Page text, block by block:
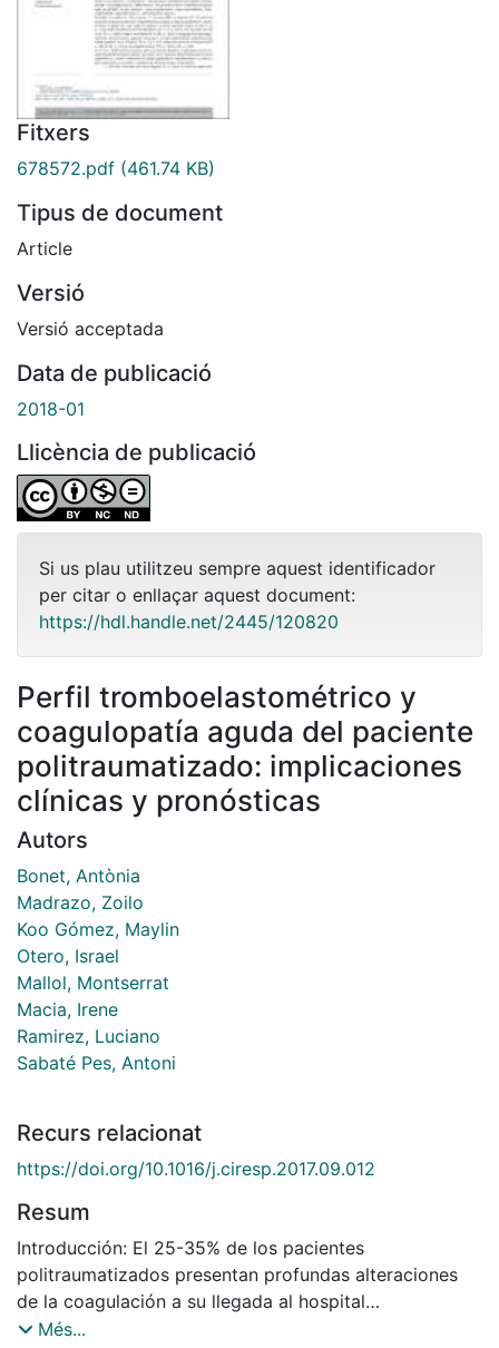
Fitxers
678572.pdf (461.74 KB)
Tipus de document
Article
Versió
Versió acceptada
Data de publicació
2018-01
Llicència de publicació
Si us plau utilitzeu sempre aquest identificador
per citar o enllaçar aquest document:
https://hdl.handle.net/2445/120820
Perfil tromboelastométrico y
coagulopatía aguda del paciente
politraumatizado: implicaciones
clínicas y pronósticas
Autors
Bonet, Antònia
Madrazo, Zoilo
Koo Gómez, Maylin
Otero, Israel
Mallol, Montserrat
Macia, Irene
Ramirez, Luciano
Sabaté Pes, Antoni
Recurs relacionat
https://doi.org/10.1016/j.ciresp.2017.09.012
Resum
Introducción: El 25-35% de los pacientes
politraumatizados presentan profundas alteraciones
de la coagulación a su llegada al hospital
(coagulopatía aguda traumática [CAT]). Los test
Més...